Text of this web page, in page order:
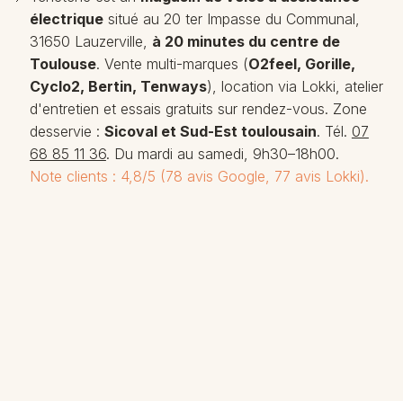
électriquesitué au 20 ter Impasse du Communal,
31650 Lauzerville, à 20 minutes du centre de
Toulouse. Vente multi-marques (O2feel, Gorille,
Cyclo2, Bertin, Tenways), location via Lokki, atelier
d'entretien et essais gratuits sur rendez-vous. Zone
desservie : Sicoval et Sud-Est toulousain. Tél. 07
68 85 11 36. Du mardi au samedi, 9h30–18h00.
Note clients : 4,8/5 (78 avis Google, 77 avis Lokki).